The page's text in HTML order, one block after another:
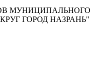
МУНИЦИПАЛЬНОГО
ГОРОД НАЗРАНЬ"